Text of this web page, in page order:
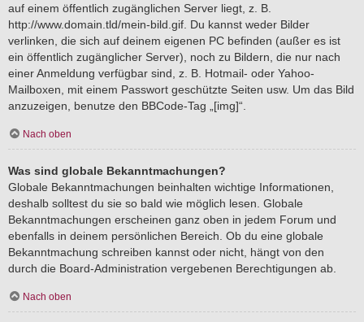
auf einem öffentlich zugänglichen Server liegt, z. B.
http://www.domain.tld/mein-bild.gif. Du kannst weder Bilder
verlinken, die sich auf deinem eigenen PC befinden (außer es ist
ein öffentlich zugänglicher Server), noch zu Bildern, die nur nach
einer Anmeldung verfügbar sind, z. B. Hotmail- oder Yahoo-
Mailboxen, mit einem Passwort geschützte Seiten usw. Um das Bild
anzuzeigen, benutze den BBCode-Tag „[img]“.
Nach oben
Was sind globale Bekanntmachungen?
Globale Bekanntmachungen beinhalten wichtige Informationen,
deshalb solltest du sie so bald wie möglich lesen. Globale
Bekanntmachungen erscheinen ganz oben in jedem Forum und
ebenfalls in deinem persönlichen Bereich. Ob du eine globale
Bekanntmachung schreiben kannst oder nicht, hängt von den
durch die Board-Administration vergebenen Berechtigungen ab.
Nach oben